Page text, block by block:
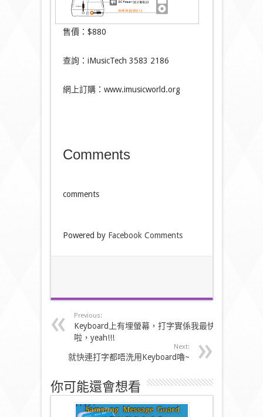
售價：$880
查詢：iMusicTech 3583 2186
網上訂購：www.imusicworld.org
Comments
comments
Powered by Facebook Comments
Previous:
Keyboard上有埋螢幕，打字實係我最快
啦，yeah!!!
Next:
就快連打字都唔洗用Keyboard嚕~
你可能還會想看